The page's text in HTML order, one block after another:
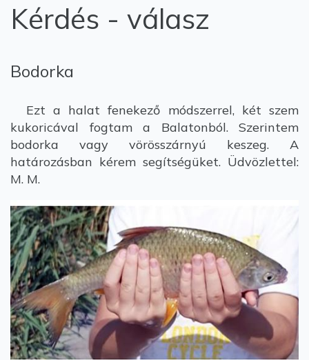
Kérdés - válasz
Bodorka
Ezt a halat fenekező módszerrel, két szem
kukoricával fogtam a Balatonból. Szerintem
bodorka vagy vörösszárnyú keszeg. A
határozásban kérem segítségüket. Üdvözlettel:
M. M.